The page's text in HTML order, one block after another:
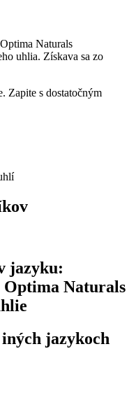
Naturals
uhlia. Získava sa zo
Zapite s dostatočným
jazyku:
Naturals
jazykoch